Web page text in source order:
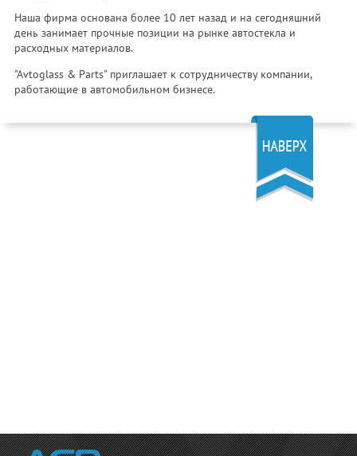
Наша фирма основана более 10 лет назад и на сегодняшний
день занимает прочные позиции на рынке автостекла и
расходных материалов.
"Avtoglass & Parts" приглашает к сотрудничеству компании,
работающие в автомобильном бизнесе.